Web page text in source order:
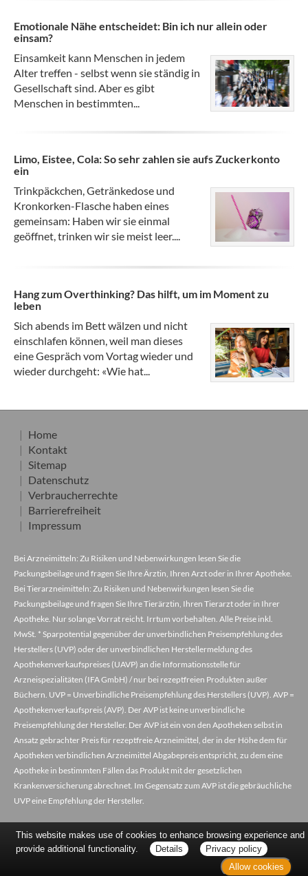
Emotionale Nähe entscheidet: Bin ich nur allein oder
einsam?
Einsamkeit kann Menschen in jedem
Alter treffen - selbst wenn sie ständig in
Gesellschaft sind. Aber es gibt
Menschen in bestimmten...
Limo, Eistee, Cola: So sehr zahlen sie aufs Zuckerkonto
ein
Trinkpäckchen, Getränkedose und
Kronkorken-Flasche haben eines
gemeinsam: Haben wir sie einmal
geöffnet, trinken wir sie meist leer....
Hang zum Overthinking? Das hilft, um im Moment zu
leben
Sich abends im Bett wälzen und nicht
einschlafen können, weil man dieses
eine Gespräch vom Vortag wieder und
wieder durchgeht: «Wie hat...
Home
Kontakt
Sitemap
Datenschutz
Verbraucherrechte
Barrierefreiheit
Impressum
Bei Arzneimitteln: Zu Risiken und Nebenwirkungen lesen Sie die
Packungsbeilage und fragen Sie Ihre Ärztin, Ihren Arzt oder in Ihrer Apotheke.
Bei Tierarzneimitteln: Zu Risiken und Nebenwirkungen lesen Sie die
Packungsbeilage und fragen Sie Ihre Tierärztin, Ihren Tierarzt oder in Ihrer
Apotheke. Nur solange Vorrat reicht. Irrtum vorbehalten. Alle Preise inkl.
MwSt. * Sparpotential gegenüber der unverbindlichen Preisempfehlung des
Herstellers (UVP) oder der unverbindlichen Herstellermeldung des
Apothekenverkaufspreises (UAVP) an die Informationsstelle für
Arzneispezialitäten (IFA GmbH) / nur bei rezeptfreien Produkten außer
Büchern. UVP = Unverbindliche Preisempfehlung des Herstellers (UVP). AVP =
Apothekenverkaufspreis (AVP). Der AVP ist keine unverbindliche
Preisempfehlung der Hersteller. Der AVP ist ein von den Apotheken selbst in
Ansatz gebrachter Preis für rezeptfreie Arzneimittel, der in der Höhe dem für
Apotheken verbindlichen Arzneimittel Abgabepreis entspricht, zu dem eine
Apotheke in bestimmten Fällen das Produkt mit der gesetzlichen
Krankenversicherung abrechnet. Im Gegensatz zum AVP ist die gebräuchliche
UVP eine Empfehlung der Hersteller.
This website makes use of cookies to enhance browsing experience and
provide additional functionality.
Details
Privacy policy
Allow cookies